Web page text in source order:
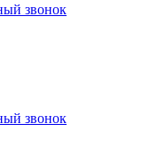
звонок
звонок